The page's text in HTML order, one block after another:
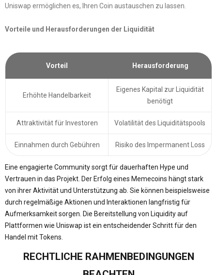
Uniswap ermöglichen es, Ihren Coin austauschen zu lassen.
Vorteile und Herausforderungen der Liquidität
Vorteil Herausforderung
Erhöhte Handelbarkeit
Eigenes Kapital zur Liquidität
benötigt
Attraktivität für Investoren Volatilität des Liquiditätspools
Einnahmen durch Gebühren Risiko des Impermanent Loss
Eine engagierte Community sorgt für dauerhaften Hype und
Vertrauen in das Projekt. Der Erfolg eines Memecoins hängt stark
von ihrer Aktivität und Unterstützung ab. Sie können beispielsweise
durch regelmäßige Aktionen und Interaktionen langfristig für
Aufmerksamkeit sorgen. Die Bereitstellung von Liquidity auf
Plattformen wie Uniswap ist ein entscheidender Schritt für den
Handel mit Tokens.
RECHTLICHE RAHMENBEDINGUNGEN